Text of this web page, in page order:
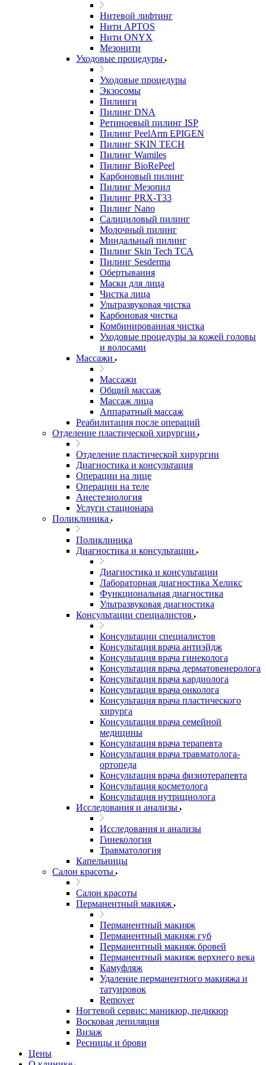
Нитевой лифтинг
Нити APTOS
Нити ONYX
Мезонити
Уходовые процедуры
Уходовые процедуры
Экзосомы
Пилинги
Пилинг DNA
Ретиноевый пилинг ISP
Пилинг PeelArm EPIGEN
Пилинг SKIN TECH
Пилинг Wamiles
Пилинг BioRePeel
Карбоновый пилинг
Пилинг Мезопил
Пилинг PRX-T33
Пилинг Nano
Салициловый пилинг
Молочный пилинг
Миндальный пилинг
Пилинг Skin Tech ТСА
Пилинг Sesderma
Обертывания
Маски для лица
Чистка лица
Ультразвуковая чистка
Карбоновая чистка
Комбинированная чистка
Уходовые процедуры за кожей головы
и волосами
Массажи
Массажи
Общий массаж
Массаж лица
Аппаратный массаж
Реабилитация после операций
Отделение пластической хирургии
Отделение пластической хирургии
Диагностика и консультация
Операции на лице
Операции на теле
Анестезиология
Услуги стационара
Поликлиника
Поликлиника
Диагностика и консультации
Диагностика и консультации
Лабораторная диагностика Хеликс
Функциональная диагностика
Ультразвуковая диагностика
Консультации специалистов
Консультации специалистов
Консультация врача антиэйдж
Консультация врача гинеколога
Консультация врача дерматовенеролога
Консультация врача кардиолога
Консультация врача онколога
Консультация врача пластического
хирурга
Консультация врача семейной
медицины
Консультация врача терапевта
Консультация врача травматолога-
ортопеда
Консультация врача физиотерапевта
Консультация косметолога
Консультация нутрициолога
Исследования и анализы
Исследования и анализы
Гинекология
Травматология
Капельницы
Салон красоты
Салон красоты
Перманентный макияж
Перманентный макияж
Перманентный макияж губ
Перманентный макияж бровей
Перманентный макияж верхнего века
Камуфляж
Удаление перманентного макияжа и
татуировок
Remover
Ногтевой сервис: маникюр, педикюр
Восковая депиляция
Визаж
Ресницы и брови
Цены